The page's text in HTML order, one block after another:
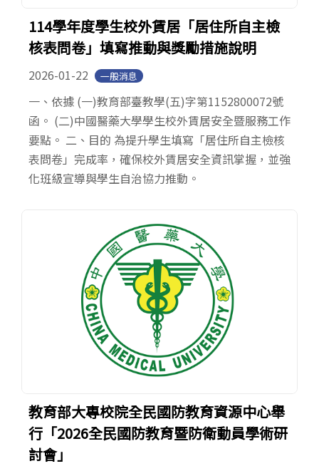
114學年度學生校外賃居「居住所自主檢
核表問卷」填寫推動與獎勵措施說明
2026-01-22 一般消息
一、依據 (一)教育部臺教學(五)字第1152800072號
函。 (二)中國醫藥大學學生校外賃居安全暨服務工作
要點。 二、目的 為提升學生填寫「居住所自主檢核
表問卷」完成率，確保校外賃居安全資訊掌握，並強
化班級宣導與學生自治協力推動。
教育部大專校院全民國防教育資源中心舉
行「2026全民國防教育暨防衛動員學術研
討會」